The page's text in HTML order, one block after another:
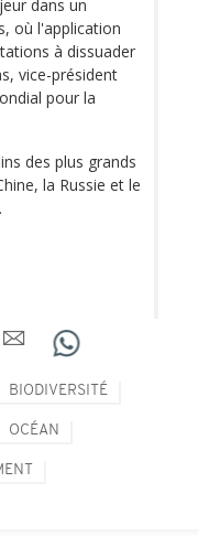
dans un
où l'application
à dissuader
vice-président
pour la
des plus grands
la Russie et le
BIODIVERSITÉ
OCÉAN